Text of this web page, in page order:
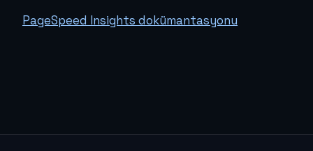
PageSpeed Insights dokümantasyonu